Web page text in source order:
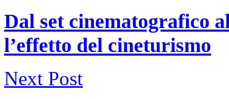
Dal set cinematografico
l’effetto del cineturismo
Next Post